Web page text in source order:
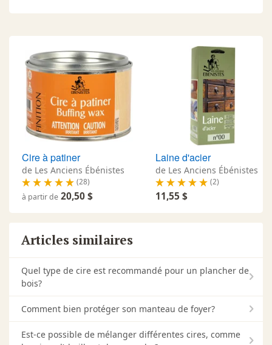
Cire à patiner
de Les Anciens Ébénistes
(28)
à partir de 20,50 $
Laine d'acier
de Les Anciens Ébénistes
(2)
11,55 $
Articles similaires
Quel type de cire est recommandé pour un plancher de
bois?
Comment bien protéger son manteau de foyer?
Est-ce possible de mélanger différentes cires, comme